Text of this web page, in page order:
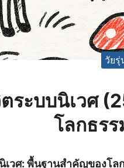
วัยรุ่
ระบบนิเวศ
โลกธร
เวศ: พื้นฐานสำคัญของโล